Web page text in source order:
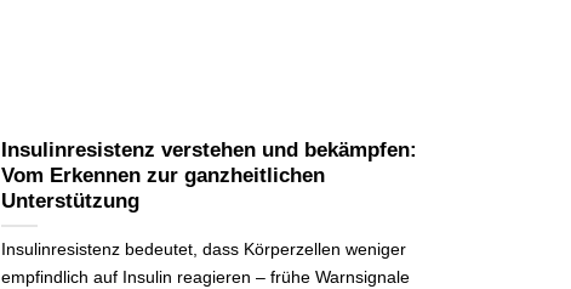
Insulinresistenz verstehen und bekämpfen:
Vom Erkennen zur ganzheitlichen
Unterstützung
Insulinresistenz bedeutet, dass Körperzellen weniger
empfindlich auf Insulin reagieren – frühe Warnsignale